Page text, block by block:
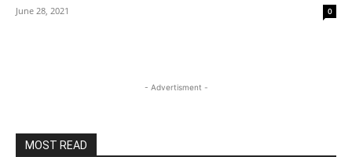
June 28, 2021 0
- Advertisment -
MOST READ